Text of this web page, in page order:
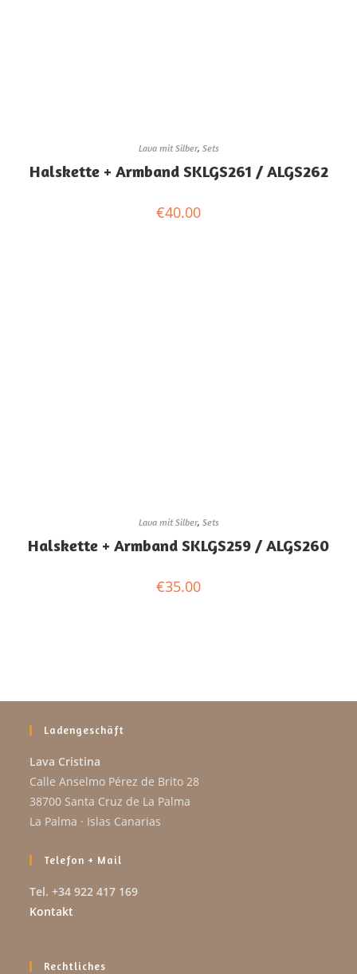
Lava mit Silber, Sets
Halskette + Armband SKLGS261 / ALGS262
€40.00
Lava mit Silber, Sets
Halskette + Armband SKLGS259 / ALGS260
€35.00
Ladengeschäft
Lava Cristina
Calle Anselmo Pérez de Brito 28
38700 Santa Cruz de La Palma
La Palma · Islas Canarias
Telefon + Mail
Tel. +34 922 417 169
Kontakt
Rechtliches